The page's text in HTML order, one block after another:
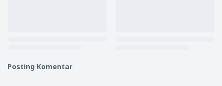
Posting Komentar